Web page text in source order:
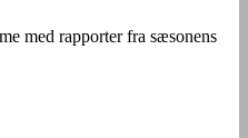
med rapporter fra sæsonens